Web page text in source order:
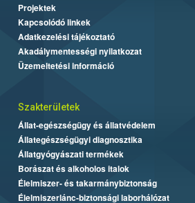
Projektek
Kapcsolódó linkek
Adatkezelési tájékoztató
Akadálymentességi nyilatkozat
Üzemeltetési információ
Szakterületek
Állat-egészségügy és állatvédelem
Állategészségügyi diagnosztika
Állatgyógyászati termékek
Borászat és alkoholos italok
Élelmiszer- és takarmánybiztonság
Élelmiszerlánc-biztonsági laborhálózat